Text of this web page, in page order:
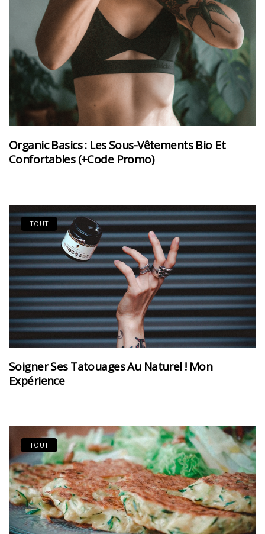
Organic Basics : Les Sous-Vêtements Bio Et
Confortables (+code Promo)
TOUT
Soigner Ses Tatouages Au Naturel ! Mon
Expérience
TOUT